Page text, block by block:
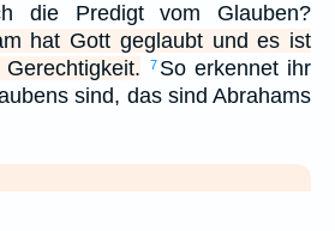
die Predigt vom Glauben?
hat Gott geglaubt und es ist
7 So erkennet ihr
sind, das sind Abrahams